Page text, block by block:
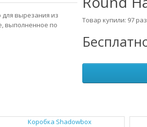
вырезания из
выполненное по
Товар купили: 97 раз